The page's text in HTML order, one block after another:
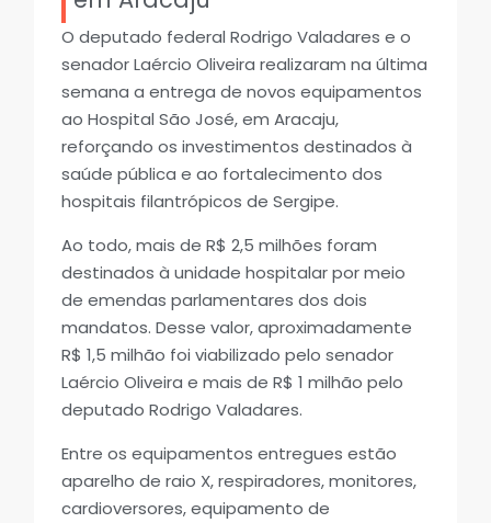
O deputado federal Rodrigo Valadares e o
senador Laércio Oliveira realizaram na última
semana a entrega de novos equipamentos
ao Hospital São José, em Aracaju,
reforçando os investimentos destinados à
saúde pública e ao fortalecimento dos
hospitais filantrópicos de Sergipe.
Ao todo, mais de R$ 2,5 milhões foram
destinados à unidade hospitalar por meio
de emendas parlamentares dos dois
mandatos. Desse valor, aproximadamente
R$ 1,5 milhão foi viabilizado pelo senador
Laércio Oliveira e mais de R$ 1 milhão pelo
deputado Rodrigo Valadares.
Entre os equipamentos entregues estão
aparelho de raio X, respiradores, monitores,
cardioversores, equipamento de